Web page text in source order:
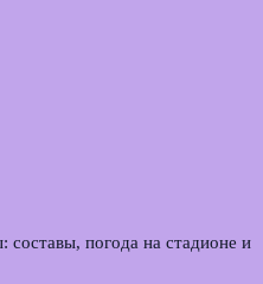
составы, погода на стадионе и